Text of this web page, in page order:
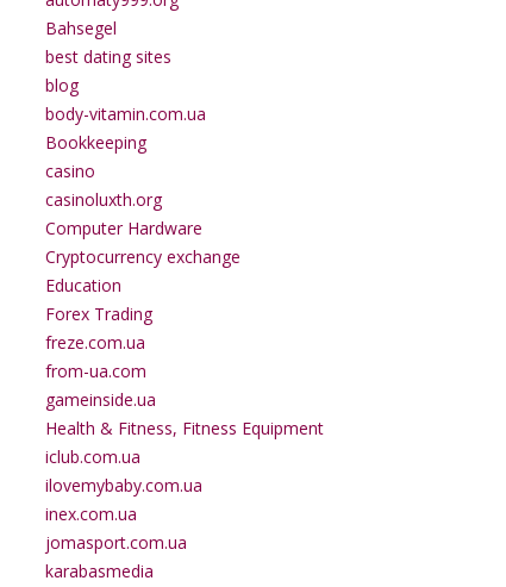
Bahsegel
best dating sites
blog
body-vitamin.com.ua
Bookkeeping
casino
casinoluxth.org
Computer Hardware
Cryptocurrency exchange
Education
Forex Trading
freze.com.ua
from-ua.com
gameinside.ua
Health & Fitness, Fitness Equipment
iclub.com.ua
ilovemybaby.com.ua
inex.com.ua
jomasport.com.ua
karabasmedia